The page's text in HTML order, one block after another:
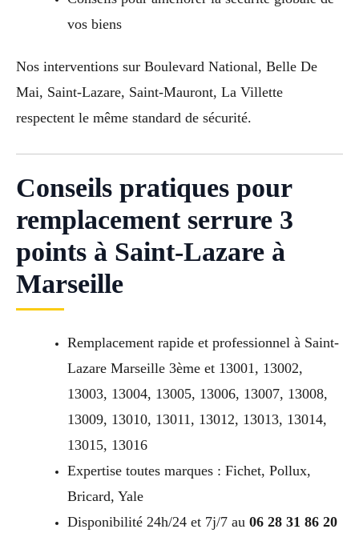
vos biens
Nos interventions sur Boulevard National, Belle De
Mai, Saint-Lazare, Saint-Mauront, La Villette
respectent le même standard de sécurité.
Conseils pratiques pour
remplacement serrure 3
points à Saint-Lazare à
Marseille
Remplacement rapide et professionnel à Saint-
Lazare Marseille 3ème et 13001, 13002,
13003, 13004, 13005, 13006, 13007, 13008,
13009, 13010, 13011, 13012, 13013, 13014,
13015, 13016
Expertise toutes marques : Fichet, Pollux,
Bricard, Yale
Disponibilité 24h/24 et 7j/7 au 06 28 31 86 20